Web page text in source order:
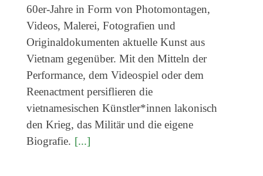
60er-Jahre in Form von Photomontagen,
Videos, Malerei, Fotografien und
Originaldokumenten aktuelle Kunst aus
Vietnam gegenüber. Mit den Mitteln der
Performance, dem Videospiel oder dem
Reenactment persiflieren die
vietnamesischen Künstler*innen lakonisch
den Krieg, das Militär und die eigene
Biografie. [...]